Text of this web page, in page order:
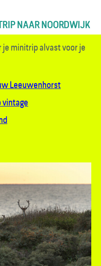
NAAR NOORDWIJK
minitrip alvast voor je
Leeuwenhorst
vintage